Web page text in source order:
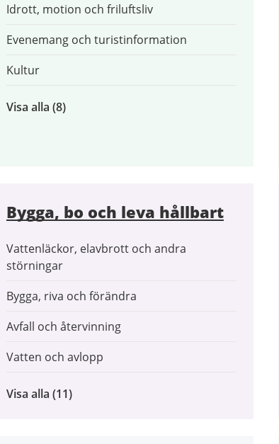
Idrott, motion och friluftsliv
Evenemang och turistinformation
Kultur
Visa alla inom
(8)
Bygga, bo och leva hållbart
Vattenläckor, elavbrott och andra
störningar
Bygga, riva och förändra
Avfall och återvinning
Vatten och avlopp
Visa alla inom
(11)